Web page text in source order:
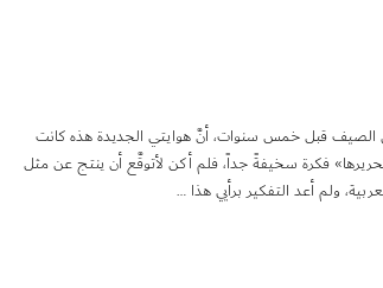
الصيف قبل خمس سنوات، أنَّ هوايتي الجديدة هذه كانت
فكرة سخيفةً جداً، فلم أكن لأتوقَّع أن ينتج عن مثل
ولم أعد التفكير برأيي هذا …